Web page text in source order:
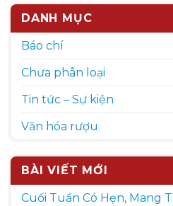
DANH MỤC
Báo chí
Chưa phân loại
Tin tức – Sự kiện
Văn hóa rượu
BÀI VIẾT MỚI
Cuối Tuần Có Hẹn, Mang